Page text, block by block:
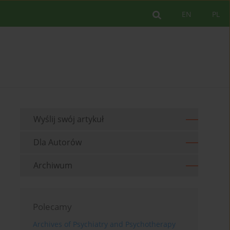
PL
EN
Wyślij swój artykuł
Dla Autorów
Archiwum
Polecamy
Archives of Psychiatry and Psychotherapy